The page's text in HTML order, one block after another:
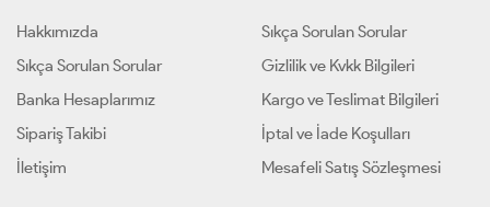
Hakkımızda
Sıkça Sorulan Sorular
Banka Hesaplarımız
Sipariş Takibi
İletişim
Sıkça Sorulan Sorular
Gizlilik ve Kvkk Bilgileri
Kargo ve Teslimat Bilgileri
İptal ve İade Koşulları
Mesafeli Satış Sözleşmesi